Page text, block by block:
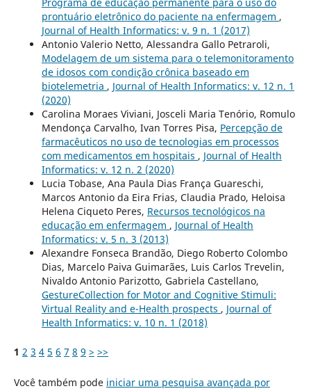
prontuário eletrônico do paciente na enfermagem ,
Journal of Health Informatics: v. 9 n. 1 (2017)
Antonio Valerio Netto, Alessandra Gallo Petraroli,
Modelagem de um sistema para o telemonitoramento
de idosos com condição crônica baseado em
biotelemetria , Journal of Health Informatics: v. 12 n. 1
(2020)
Carolina Moraes Viviani, Josceli Maria Tenório, Romulo
Mendonça Carvalho, Ivan Torres Pisa, Percepção de
farmacêuticos no uso de tecnologias em processos
com medicamentos em hospitais , Journal of Health
Informatics: v. 12 n. 2 (2020)
Lucia Tobase, Ana Paula Dias França Guareschi,
Marcos Antonio da Eira Frias, Claudia Prado, Heloisa
Helena Ciqueto Peres, Recursos tecnológicos na
educação em enfermagem , Journal of Health
Informatics: v. 5 n. 3 (2013)
Alexandre Fonseca Brandão, Diego Roberto Colombo
Dias, Marcelo Paiva Guimarães, Luis Carlos Trevelin,
Nivaldo Antonio Parizotto, Gabriela Castellano,
GestureCollection for Motor and Cognitive Stimuli:
Virtual Reality and e-Health prospects , Journal of
Health Informatics: v. 10 n. 1 (2018)
1 2 3 4 5 6 7 8 9 > >>
Você também pode iniciar uma pesquisa avançada por